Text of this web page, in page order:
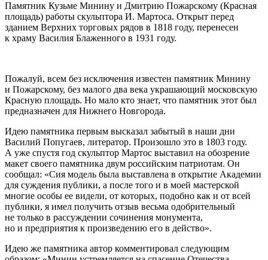
Памятник Кузьме Минину и Дмитрию Пожарскому (Красная
площадь) работы скульптора И. Мартоса. Открыт перед
зданием Верхних торговых рядов в 1818 году, перенесен
к храму Василия Блаженного в 1931 году.
Пожалуй, всем без исключения известен памятник Минину
и Пожарскому, без малого два века украшающий московскую
Красную площадь. Но мало кто знает, что памятник этот был
предназначен для Нижнего Новгорода.
Идею памятника первым высказал забытый в наши дни
Василий Попугаев, литератор. Произошло это в 1803 году.
А уже спустя год скульптор Мартос выставил на обозрение
макет своего памятника двум российским патриотам. Он
сообщал: «Сия модель была выставлена в открытие Академии
для суждения публики, а после того и в моей мастерской
многие особы ее видели, от которых, подобно как и от всей
публики, я имел получить отзыв весьма одобрительный
не только в рассуждении сочинения монумента,
но и предприятия к произведению его в действо».
Идею же памятника автор комментировал следующим